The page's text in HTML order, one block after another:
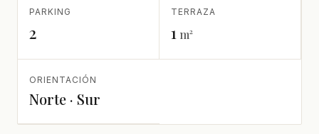
PARKING
2
TERRAZA
1 m²
ORIENTACIÓN
Norte · Sur